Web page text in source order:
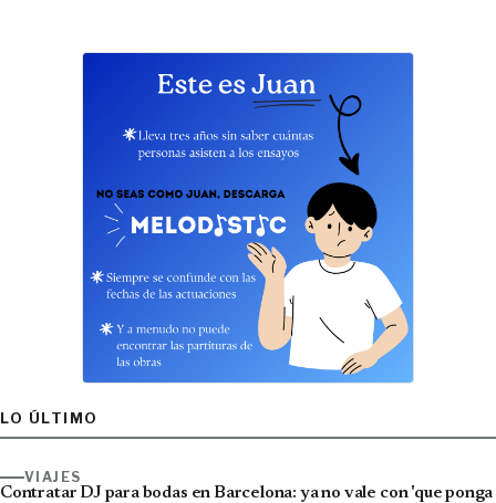
LO ÚLTIMO
VIAJES
Contratar DJ para bodas en Barcelona: ya no vale con 'que ponga